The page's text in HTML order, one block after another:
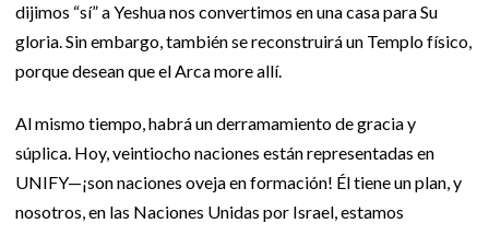
dijimos “sí” a Yeshua nos convertimos en una casa para Su
gloria. Sin embargo, también se reconstruirá un Templo físico,
porque desean que el Arca more allí.
Al mismo tiempo, habrá un derramamiento de gracia y
súplica. Hoy, veintiocho naciones están representadas en
UNIFY—¡son naciones oveja en formación! Él tiene un plan, y
nosotros, en las Naciones Unidas por Israel, estamos